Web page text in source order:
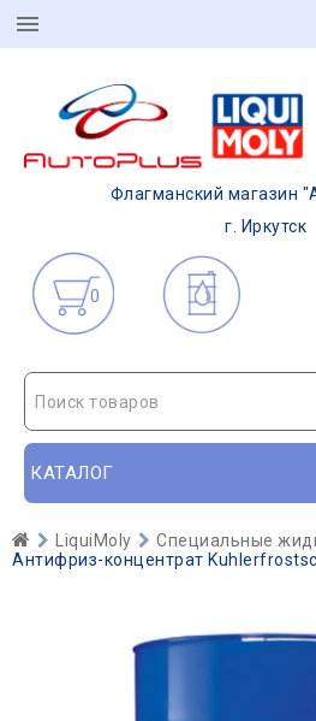
Флагманский магазин
г. Иркутск
0
Поиск товаров
КАТАЛОГ
LiquiMoly Специальные
Антифриз-концентрат